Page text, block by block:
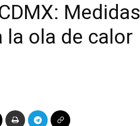
Medidas
la ola de calor